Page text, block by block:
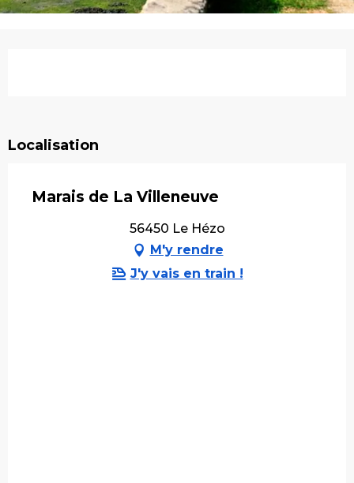
Localisation
Marais de La Villeneuve
56450 Le Hézo
M'y rendre
J'y vais en train !